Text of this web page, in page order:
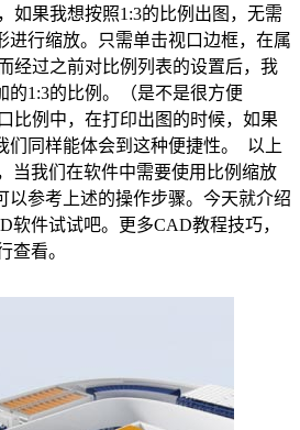
果我想按照1:3的比例出图，无需
进行缩放。只需单击视口边框，在属
经过之前对比例列表的设置后，我
的1:3的比例。（是不是很方便
例中，在打印出图的时候，如果
们同样能体会到这种便捷性。 以上
当我们在软件中需要使用比例缩放
以参考上述的操作步骤。今天就介绍
软件试试吧。更多CAD教程技巧，
查看。